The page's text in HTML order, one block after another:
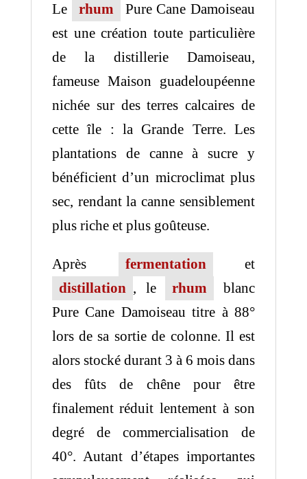
Le rhum
Pure Cane Damoiseau
est une création toute particulière
de la distillerie Damoiseau,
fameuse Maison guadeloupéenne
nichée sur des terres calcaires de
cette île : la Grande Terre. Les
plantations de canne à sucre y
bénéficient d’un microclimat plus
sec, rendant la canne sensiblement
plus riche et plus goûteuse.
Après fermentation
et
distillation , le rhum
blanc
Pure Cane Damoiseau titre à 88°
lors de sa sortie de colonne. Il est
alors stocké durant 3 à 6 mois dans
des fûts de chêne pour être
finalement réduit lentement à son
degré de commercialisation de
40°. Autant d’étapes importantes